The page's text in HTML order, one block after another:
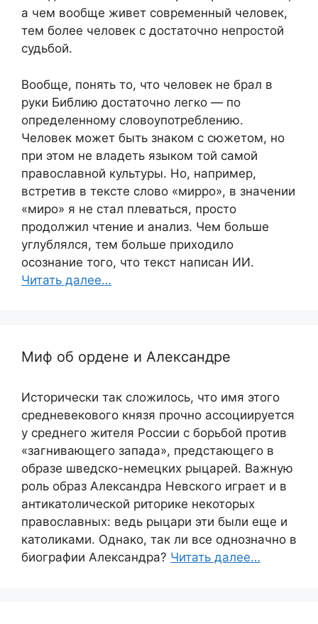
а чем вообще живет современный человек,
тем более человек с достаточно непростой
судьбой.
Вообще, понять то, что человек не брал в
руки Библию достаточно легко — по
определенному словоупотреблению.
Человек может быть знаком с сюжетом, но
при этом не владеть языком той самой
православной культуры. Но, например,
встретив в тексте слово «мирро», в значении
«миро» я не стал плеваться, просто
продолжил чтение и анализ. Чем больше
углублялся, тем больше приходило
осознание того, что текст написан ИИ.
Читать далее…
Миф об ордене и Александре
Исторически так сложилось, что имя этого
средневекового князя прочно ассоциируется
у среднего жителя России с борьбой против
«загнивающего запада», предстающего в
образе шведско-немецких рыцарей. Важную
роль образ Александра Невского играет и в
антикатолической риторике некоторых
православных: ведь рыцари эти были еще и
католиками. Однако, так ли все однозначно в
биографии Александра? Читать далее…